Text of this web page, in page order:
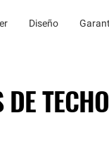
Diseño